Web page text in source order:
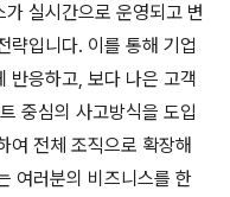
실시간으로 운영되고 변
략입니다. 이를 통해 기업
반응하고, 보다 나은 고객
중심의 사고방식을 도입
여 전체 조직으로 확장해
여러분의 비즈니스를 한